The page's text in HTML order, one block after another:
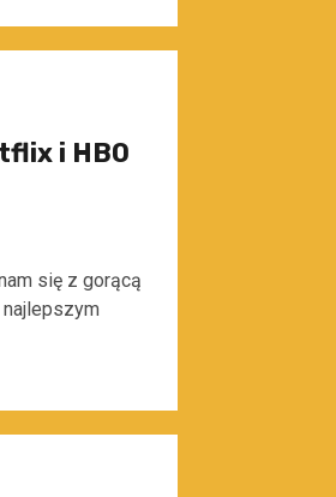
i HBO
się z gorącą